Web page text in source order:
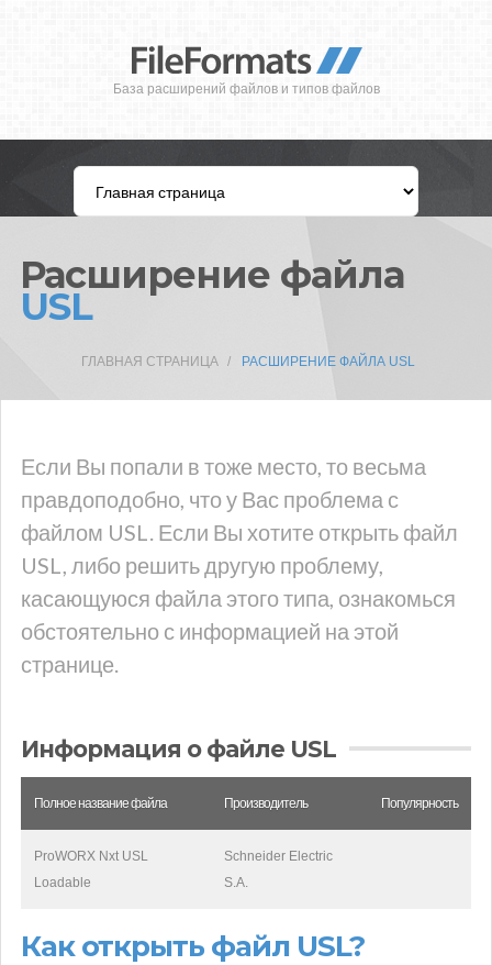
База расширений файлов и типов файлов
Расширение файла
USL
ГЛАВНАЯ СТРАНИЦА РАСШИРЕНИЕ ФАЙЛА USL
Если Вы попали в тоже место, то весьма
правдоподобно, что у Вас проблема с
файлом USL. Если Вы хотите открыть файл
USL, либо решить другую проблему,
касающуюся файла этого типа, ознакомься
обстоятельно с информацией на этой
странице.
Информация о файле USL
Полное название файла Производитель Популярность
ProWORX Nxt USL
Loadable
Schneider Electric
S.A.
Как открыть файл USL?